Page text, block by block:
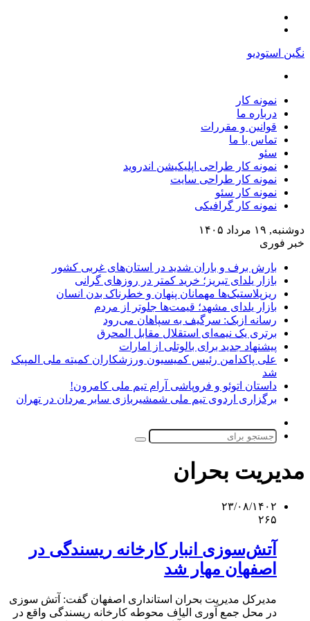
نگین استودیو
نمونه کار
درباره ما
قوانین و مقررات
تماس با ما
سئو
نمونه کار طراحی اپلیکیشن اندروید
نمونه کار طراحی سایت
نمونه کار سئو
نمونه کار گرافیکی
دوشنبه, ۱۹ مرداد ۱۴۰۵
خبر فوری
بارش برف و باران شدید در استان‌های غربی کشور
بازار یلدای تبریز؛ خرید کمتر در روزهای گرانی
ریزپلاستیک‌ها مهمانان پنهان و خطرناک بدن انسان
بازار یلدای مشهد؛ قیمت‌ها جلوتر از مردم
رسانه ازبک: سرگیف به سپاهان می‌رود
برتری یک نیمه‌ای استقلال مقابل المحرق
پیشنهاد جدید برای بالوتلی از امارات
علی پاکدامن رئیس کمیسیون ورزشکاران کمیته ملی المپیک
شد
داستان اتوئو و فروپاشی آرام تیم ملی کامرون!
برگزاری اردوی تیم ملی شمشیربازی سابر مردان در تهران
پوسته
جستجو
مدیریت بحران
۲۳/۰۸/۱۴۰۲
۲۶۵
آتش‌سوزی انبار کارخانه ریسندگی در
اصفهان مهار شد
مدیرکل مدیریت بحران استانداری اصفهان گفت: آتش سوزی
در محل جمع آوری الیاف محوطه کارخانه ریسندگی واقع در